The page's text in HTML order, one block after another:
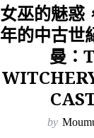
女巫的魅惑
年的中古世
曼：
by